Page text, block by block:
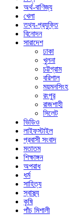
অর্থ-বাণিজ্য
খেলা
তথ্য-প্রযুক্তি
বিনোদন
সারাদেশ
ঢাকা
খুলনা
চট্টগ্রাম
বরিশাল
ময়মনসিংহ
রংপুর
রাজশাহী
সিলেট
ভিডিও
লাইফস্টাইল
প্রবাসী সংবাদ
মতাতম
শিক্ষাঙ্গন
অপরাধ
ধর্ম
সাহিত্য
স্বাস্থ্য
কৃষি
পাঁচ মিশালী